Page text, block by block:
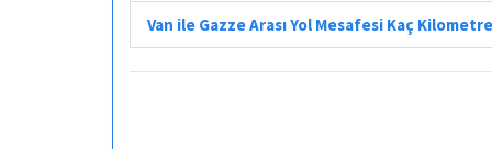
Van ile Gazze Arası Yol Mesafesi Kaç Kilometre